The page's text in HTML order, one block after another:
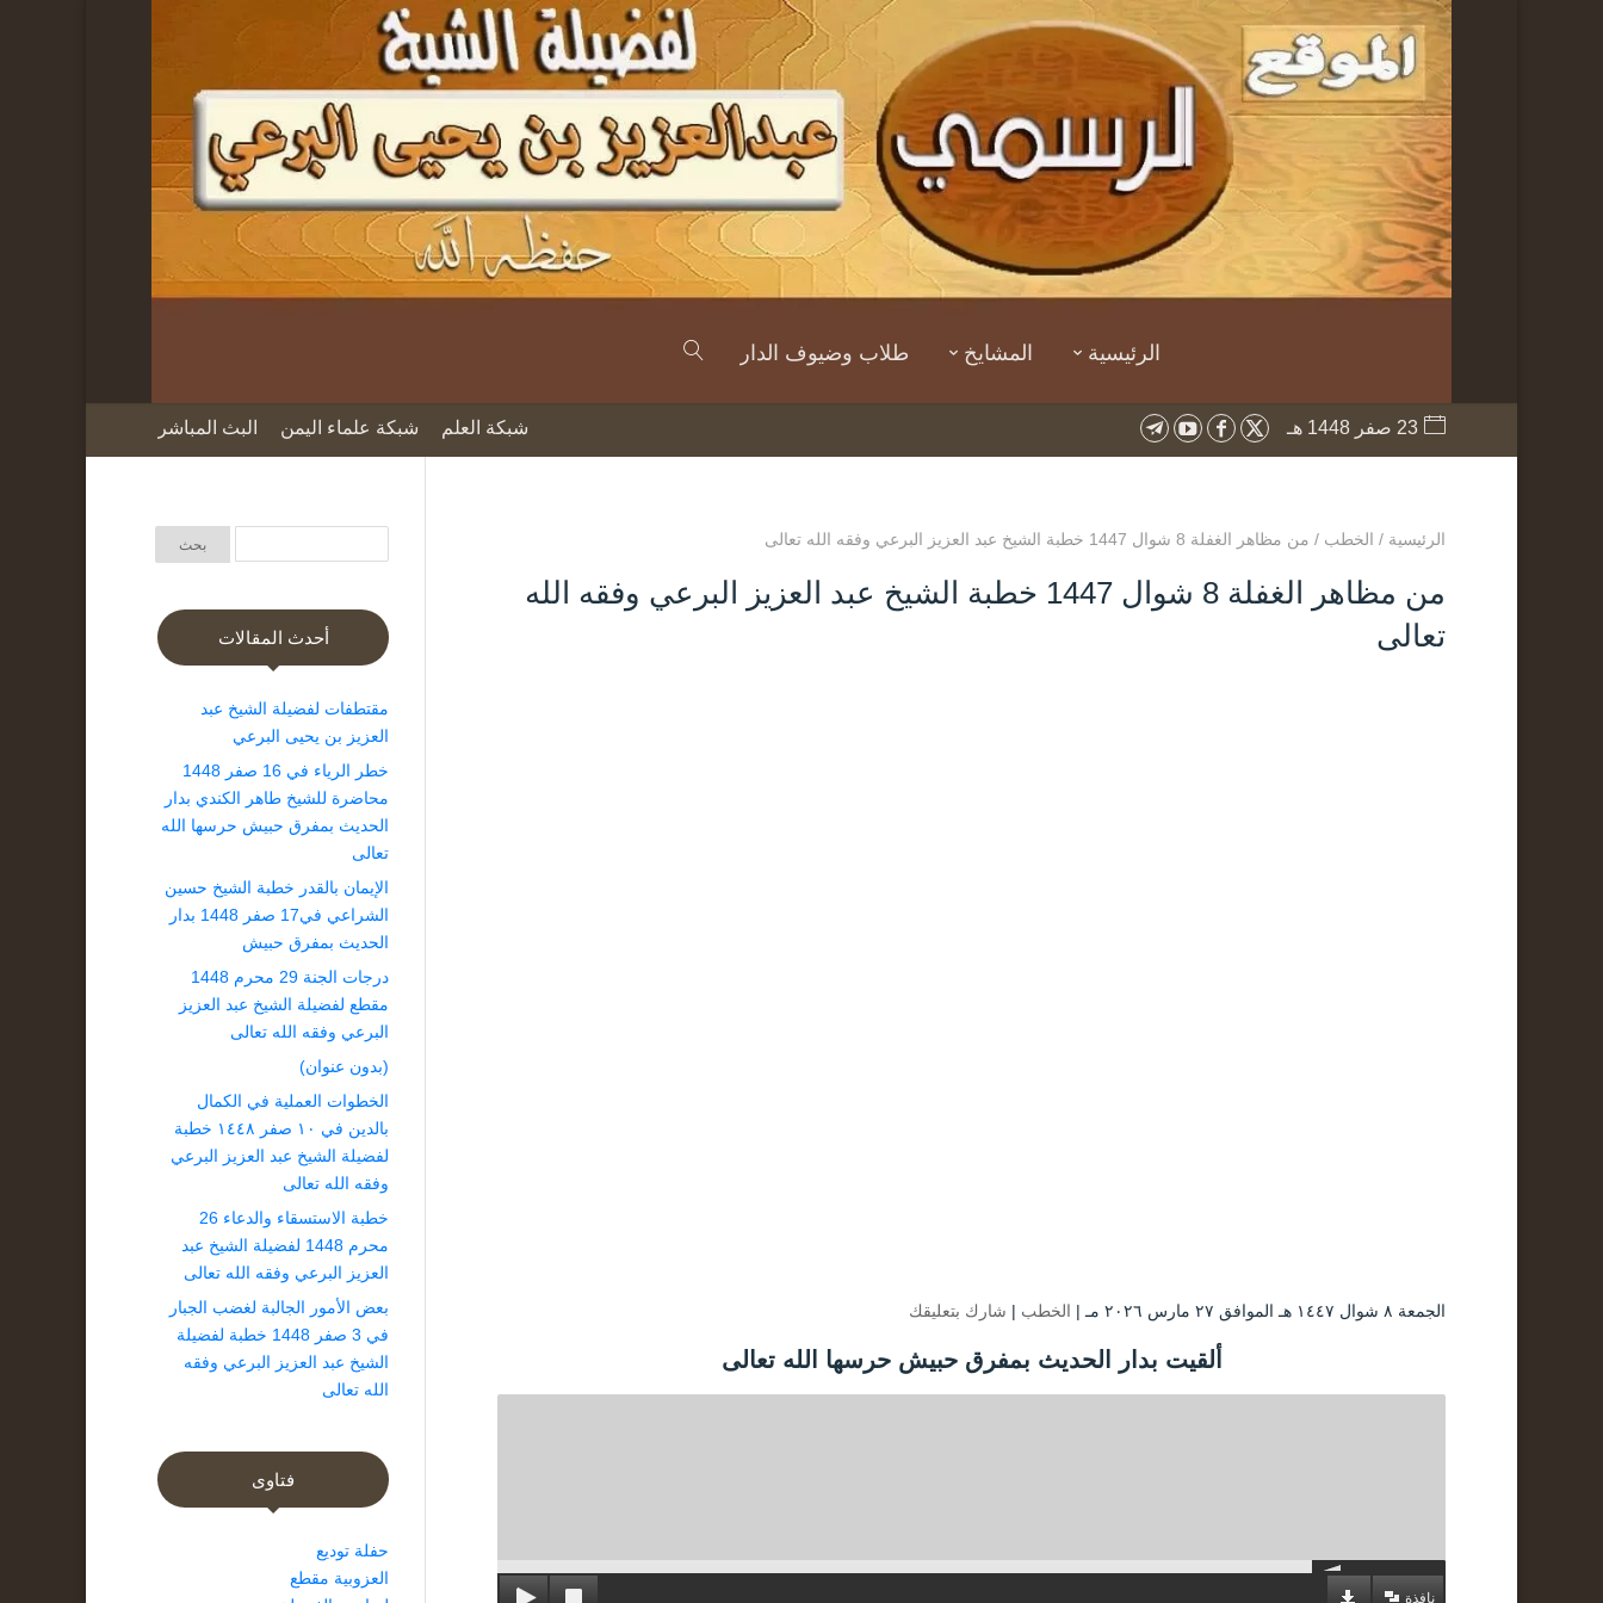
الرئيسية المشايخ طلاب وضيوف الدار
23 صفر 1448 هـ شبكة العلم شبكة علماء اليمن البث المباشر
الرئيسية / الخطب / من مظاهر الغفلة 8 شوال 1447 خطبة الشيخ عبد العزيز البرعي وفقه الله تعالى
من مظاهر الغفلة 8 شوال 1447 خطبة الشيخ عبد العزيز البرعي وفقه الله
تعالى
الجمعة ۸ شوال ۱٤٤۷ هـ الموافق ۲۷ مارس ۲۰۲٦ مـ | الخطب | شارك بتعليقك
ألقيت بدار الحديث بمفرق حبيش حرسها الله تعالى
نافذة
أحدث المقالات
مقتطفات لفضيلة الشيخ عبد
العزيز بن يحيى البرعي
خطر الرياء في 16 صفر 1448
محاضرة للشيخ طاهر الكندي بدار
الحديث بمفرق حبيش حرسها الله
تعالى
الإيمان بالقدر خطبة الشيخ حسين
الشراعي في17 صفر 1448 بدار
الحديث بمفرق حبيش
درجات الجنة 29 محرم 1448
مقطع لفضيلة الشيخ عبد العزيز
البرعي وفقه الله تعالى
(بدون عنوان)
الخطوات العملية في الكمال
بالدين في ١٠ صفر ١٤٤٨ خطبة
لفضيلة الشيخ عبد العزيز البرعي
وفقه الله تعالى
خطبة الاستسقاء والدعاء 26
محرم 1448 لفضيلة الشيخ عبد
العزيز البرعي وفقه الله تعالى
بعض الأمور الجالبة لغضب الجبار
في 3 صفر 1448 خطبة لفضيلة
الشيخ عبد العزيز البرعي وفقه
الله تعالى
فتاوى
حفلة توديع
العزوبية مقطع